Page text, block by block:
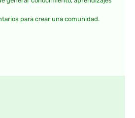
para crear una comunidad.